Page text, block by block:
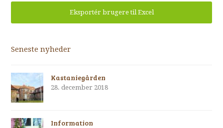
Eksportér brugere til Excel
Seneste nyheder
Kastaniegården
28. december 2018
Information